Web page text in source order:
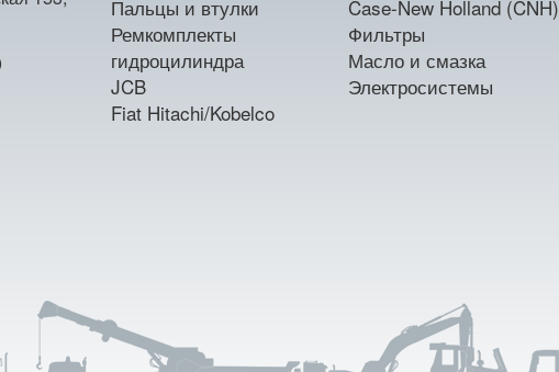
Пальцы и втулки
Ремкомплекты
гидроцилиндра
JCB
Fiat Hitachi/Kobelco
Case-New Holland (CNH)
Фильтры
Масло и смазка
Электросистемы